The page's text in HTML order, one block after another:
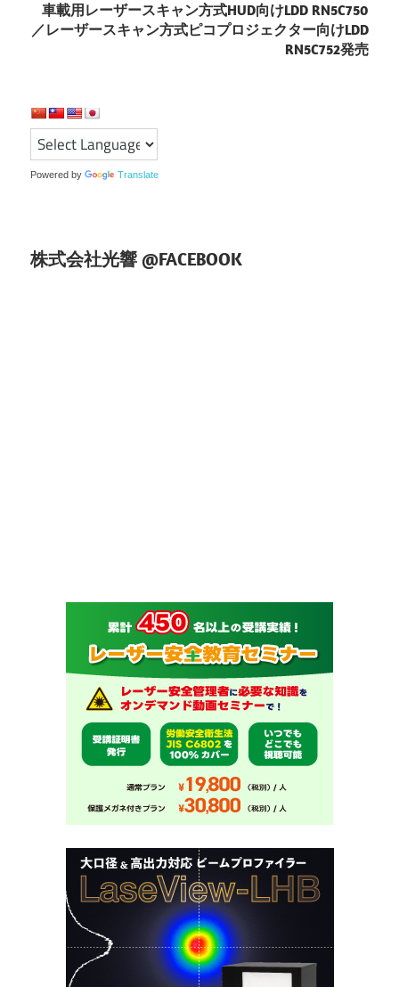
ビ
シ
ョ
⾞載用レーザースキャン方式HUD向けLDD RN5C750
／レーザースキャン方式ピコプロジェクター向けLDD
RN5C752発売
Powered by Translate
株式会社光響 @FACEBOOK